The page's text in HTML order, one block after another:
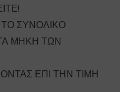
ΣΥΝΟΛΙΚΟ
ΜΗΚΗ ΤΩΝ
ΕΠΙ ΤΗΝ ΤΙΜΗ